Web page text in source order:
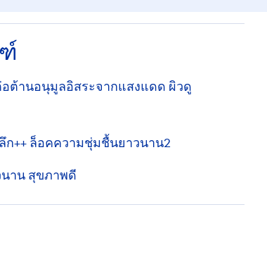
ต้านอนุมูลอิสระจากแสงแดด ผิวดู
ก++ ล็อคความชุ่มชื้นยาวนาน2
าน สุขภาพดี